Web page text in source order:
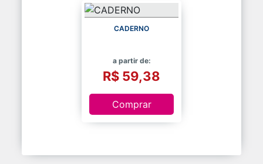
CADERNO
a partir de:
R$ 59,38
Comprar